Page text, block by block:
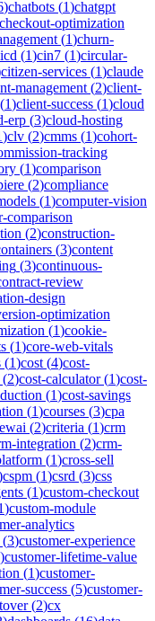
)chatbots (1)chatgpt
checkout-optimization
(1)churn-
(1)cin7 (1)circular-
citizen-services (1)claude
management (2)client-
(1)client-success (1)cloud
erp (3)cloud-hosting
)clv (2)cmms (1)cohort-
tracking
(1)comparison
(2)compliance
(1)computer-vision
comparison
(2)construction-
(3)content
(3)continuous-
review
design
optimization
(1)cookie-
(1)core-web-vitals
(1)cost (4)cost-
(2)cost-calculator(1)cost-
(1)cost-savings
(1)courses (3)cpa
(2)criteria (1)crm
integration (2)crm-
(1)cross-sell
cspm (1)csrd (3)css
(1)custom-checkout
)custom-module
analytics
(3)customer-experience
)customer-lifetime-value
(1)customer-
success (5)customer-
(2)cx